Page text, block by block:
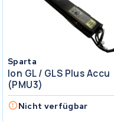
Sparta
Ion GL / GLS Plus Accu
(PMU3)
Nicht verfügbar